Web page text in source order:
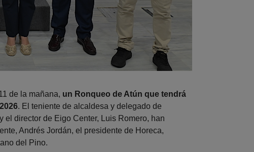
de la mañana, un Ronqueo de Atún que tendrá
. El teniente de alcaldesa y delegado de
director de Eigo Center, Luis Romero, han
Andrés Jordán, el presidente de Horeca,
del Pino.